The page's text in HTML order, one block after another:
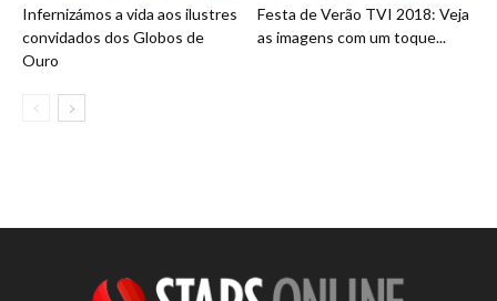
Infernizámos a vida aos ilustres
convidados dos Globos de
Ouro
Festa de Verão TVI 2018: Veja
as imagens com um toque...